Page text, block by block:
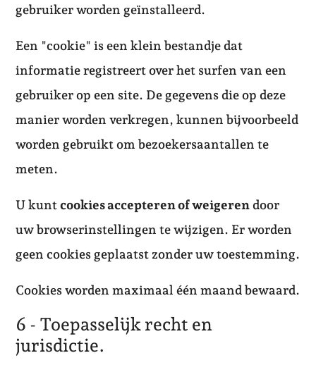
gebruiker worden geïnstalleerd.
Een "cookie" is een klein bestandje dat
informatie registreert over het surfen van een
gebruiker op een site. De gegevens die op deze
manier worden verkregen, kunnen bijvoorbeeld
worden gebruikt om bezoekersaantallen te
meten.
U kuntcookies accepteren of weigerendoor
uw browserinstellingen te wijzigen. Er worden
geen cookies geplaatst zonder uw toestemming.
Cookies worden maximaal één maand bewaard.
6 - Toepasselijk recht en
jurisdictie.